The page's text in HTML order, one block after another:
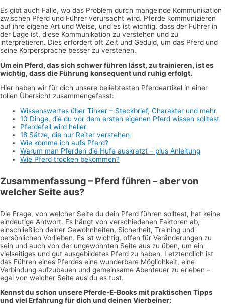
Es gibt auch Fälle, wo das Problem durch mangelnde Kommunikation
zwischen Pferd und Führer verursacht wird. Pferde kommunizieren
auf ihre eigene Art und Weise, und es ist wichtig, dass der Führer in
der Lage ist, diese Kommunikation zu verstehen und zu
interpretieren. Dies erfordert oft Zeit und Geduld, um das Pferd und
seine Körpersprache besser zu verstehen.
Um ein Pferd, das sich schwer führen lässt, zu trainieren, ist es
wichtig, dass die Führung konsequent und ruhig erfolgt.
Hier haben wir für dich unsere beliebtesten Pferdeartikel in einer
tollen Übersicht zusammengefasst:
Wissenswertes über Tinker – Steckbrief, Charakter und mehr
10 Dinge, die du vor dem ersten eigenen Pferd wissen solltest
Pferdefell wird heller
18 Sätze, die nur Reiter verstehen
Wie komme ich aufs Pferd?
Warum man Pferden die Hufe auskratzt – plus Anleitung
Wie Pferd trocken bekommen?
Zusammenfassung – Pferd führen – aber von
welcher Seite aus?
Die Frage, von welcher Seite du dein Pferd führen solltest, hat keine
eindeutige Antwort. Es hängt von verschiedenen Faktoren ab,
einschließlich deiner Gewohnheiten, Sicherheit, Training und
persönlichen Vorlieben. Es ist wichtig, offen für Veränderungen zu
sein und auch von der ungewohnten Seite aus zu üben, um ein
vielseitiges und gut ausgebildetes Pferd zu haben. Letztendlich ist
das Führen eines Pferdes eine wunderbare Möglichkeit, eine
Verbindung aufzubauen und gemeinsame Abenteuer zu erleben –
egal von welcher Seite aus du es tust.
Kennst du schon unsere Pferde-E-Books mit praktischen Tipps
und viel Erfahrung für dich und deinen Vierbeiner: